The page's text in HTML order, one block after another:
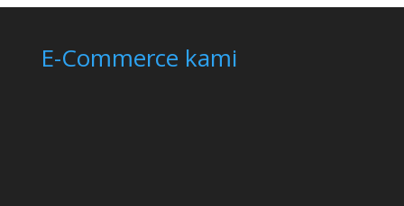
E-Commerce kami